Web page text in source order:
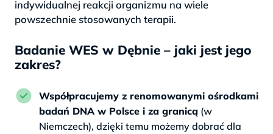
indywidualnej reakcji organizmu na wiele
powszechnie stosowanych terapii.
Badanie WES w Dębnie – jaki jest jego
zakres?
Współpracujemy z renomowanymi ośrodkami
badań DNA w Polsce i za granicą (w
Niemczech), dzięki temu możemy dobrać dla